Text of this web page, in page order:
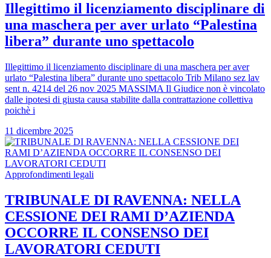
Illegittimo il licenziamento disciplinare di
una maschera per aver urlato “Palestina
libera” durante uno spettacolo
Illegittimo il licenziamento disciplinare di una maschera per aver
urlato “Palestina libera” durante uno spettacolo Trib Milano sez lav
sent n. 4214 del 26 nov 2025 MASSIMA Il Giudice non è vincolato
dalle ipotesi di giusta causa stabilite dalla contrattazione collettiva
poichè i
11 dicembre 2025
Approfondimenti legali
TRIBUNALE DI RAVENNA: NELLA
CESSIONE DEI RAMI D’AZIENDA
OCCORRE IL CONSENSO DEI
LAVORATORI CEDUTI